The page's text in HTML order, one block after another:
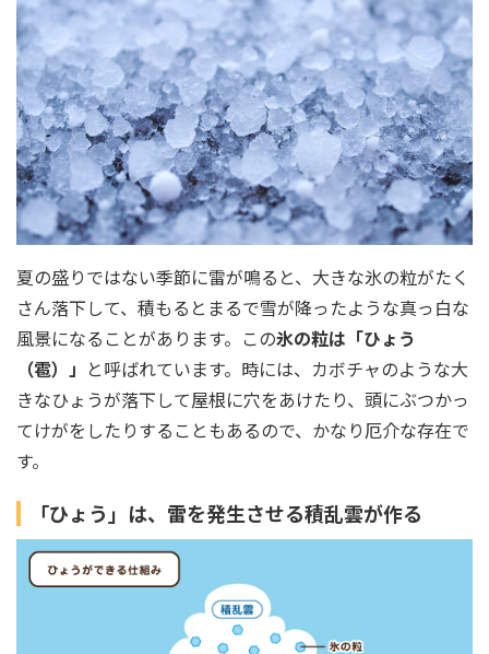
夏の盛りではない季節に雷が鳴ると、大きな氷の粒がたく
さん落下して、積もるとまるで雪が降ったような真っ白な
風景になることがあります。この氷の粒は「ひょう
（雹）」 と呼ばれています。時には、カボチャのような大
きなひょうが落下して屋根に穴をあけたり、頭にぶつかっ
てけがをしたりすることもあるので、かなり厄介な存在で
す。
「ひょう」は、雷を発生させる積乱雲が作る